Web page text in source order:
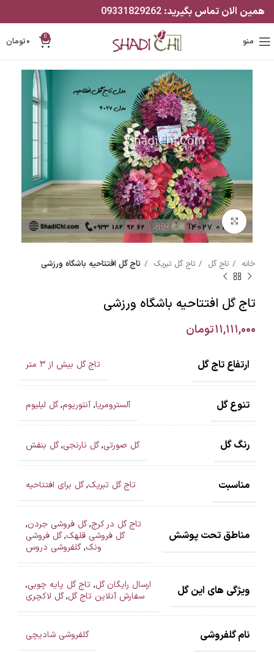
همین الان تماس بگیرید:
منو 0 ۰تومان
بزرگنمایی تصویر
خانه تاج گل تاج گل تبریک تاج گل افتتاحیه باشگاه ورزشی
تاج گل افتتاحیه باشگاه ورزشی
۱۱,۱۱۱,۰۰۰تومان
ارتفاع تاج گل تاج گل بیش از ۳ متر
تنوع گل آلسترومریا, آنتوریوم,گل لیلیوم
رنگ گل گل صورتی,گل نارنجی,گل بنفش
مناسبت تاج گل تبریک,گل برای افتتاحیه
مناطق تحت پوشش
تاج گل در کرج,گل فروشی جردن,
گل فروشی قلهک,گل فروشی
ونک,گلفروشی دروس
ویژگی های این گل ارسال رایگان گل, تاج گل پایه چوبی,
سفارش آنلاین تاج گل,گل لاکچری
نام گلفروشی گلفروشی شادیچی